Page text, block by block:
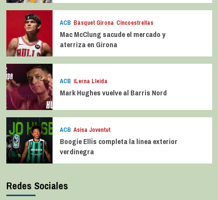
ACB Bàsquet Girona Cincoestrellas
Mac McClung sacude el mercado y
aterriza en Girona
ACB iLerna Lleida
Mark Hughes vuelve al Barris Nord
ACB Asisa Joventut
Boogie Ellis completa la línea exterior
verdinegra
Redes Sociales